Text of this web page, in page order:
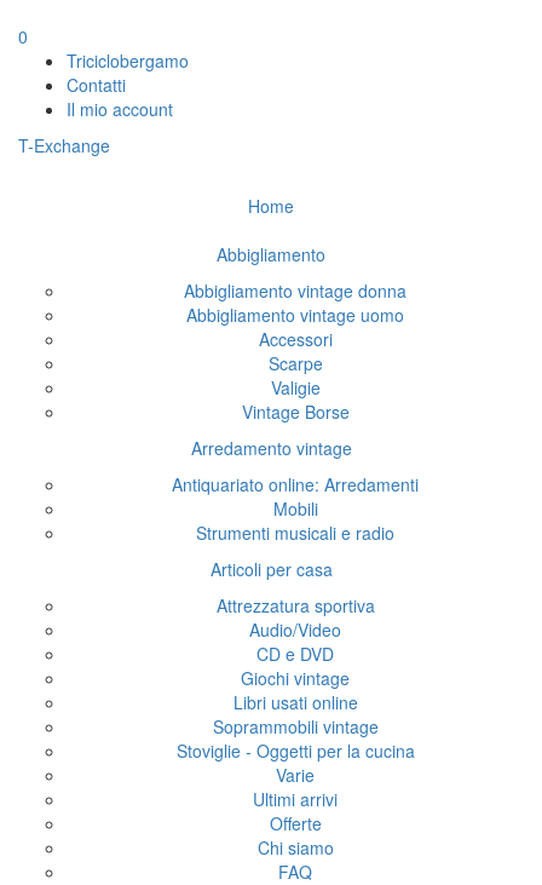
0
Triciclobergamo
Contatti
Il mio account
T-Exchange
Home
Abbigliamento
Abbigliamento vintage donna
Abbigliamento vintage uomo
Accessori
Scarpe
Valigie
Vintage Borse
Arredamento vintage
Antiquariato online: Arredamenti
Mobili
Strumenti musicali e radio
Articoli per casa
Attrezzatura sportiva
Audio/Video
CD e DVD
Giochi vintage
Libri usati online
Soprammobili vintage
Stoviglie - Oggetti per la cucina
Varie
Ultimi arrivi
Offerte
Chi siamo
FAQ